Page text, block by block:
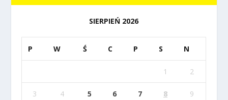
SIERPIEŃ 2026
P W Ś C P S N
1 2
3 4 5 6 7 8 9